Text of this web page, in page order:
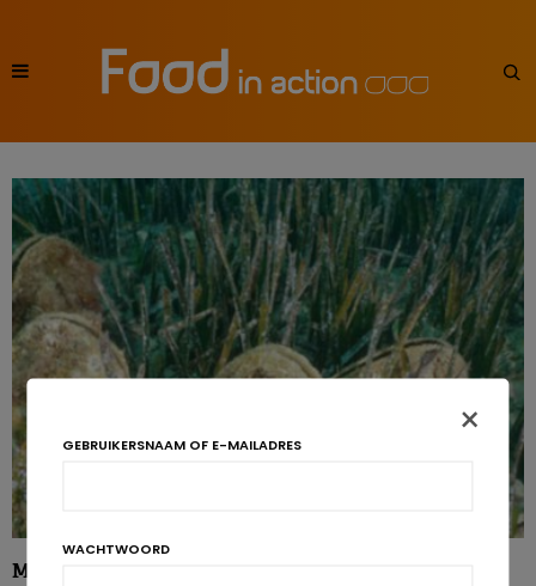
Microplastics: weekdieren het meest verontreinigd
×
GEBRUIKERSNAAM OF E-MAILADRES
WACHTWOORD